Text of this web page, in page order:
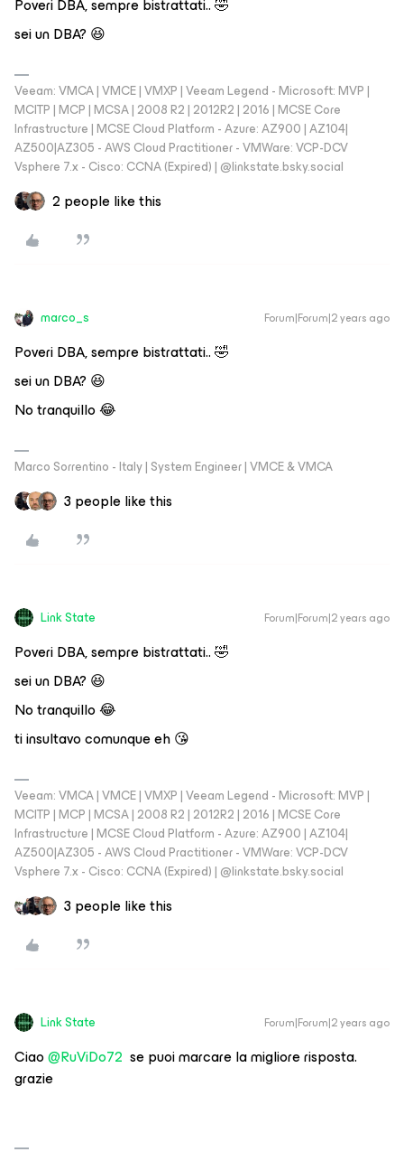
sei un DBA? 😆
Veeam: VMCA | VMCE | VMXP | Veeam Legend - Microsoft: MVP |
MCITP | MCP | MCSA | 2008 R2 | 2012R2 | 2016 | MCSE Core
Infrastructure | MCSE Cloud Platform - Azure: AZ900 | AZ104|
AZ500|AZ305 - AWS Cloud Practitioner - VMWare: VCP-DCV
Vsphere 7.x - Cisco: CCNA (Expired) | ‪@linkstate.bsky.social‬
2 people like this
marco_s Forum|Forum|2 years ago
Poveri DBA, sempre bistrattati.. 🤣
sei un DBA? 😆
No tranquillo 😂
Marco Sorrentino - Italy | System Engineer | VMCE & VMCA
3 people like this
Link State Forum|Forum|2 years ago
Poveri DBA, sempre bistrattati.. 🤣
sei un DBA? 😆
No tranquillo 😂
ti insultavo comunque eh 😘
Veeam: VMCA | VMCE | VMXP | Veeam Legend - Microsoft: MVP |
MCITP | MCP | MCSA | 2008 R2 | 2012R2 | 2016 | MCSE Core
Infrastructure | MCSE Cloud Platform - Azure: AZ900 | AZ104|
AZ500|AZ305 - AWS Cloud Practitioner - VMWare: VCP-DCV
Vsphere 7.x - Cisco: CCNA (Expired) | ‪@linkstate.bsky.social‬
3 people like this
Link State Forum|Forum|2 years ago
Ciao@RuViDo72 se puoi marcare la migliore risposta.
grazie